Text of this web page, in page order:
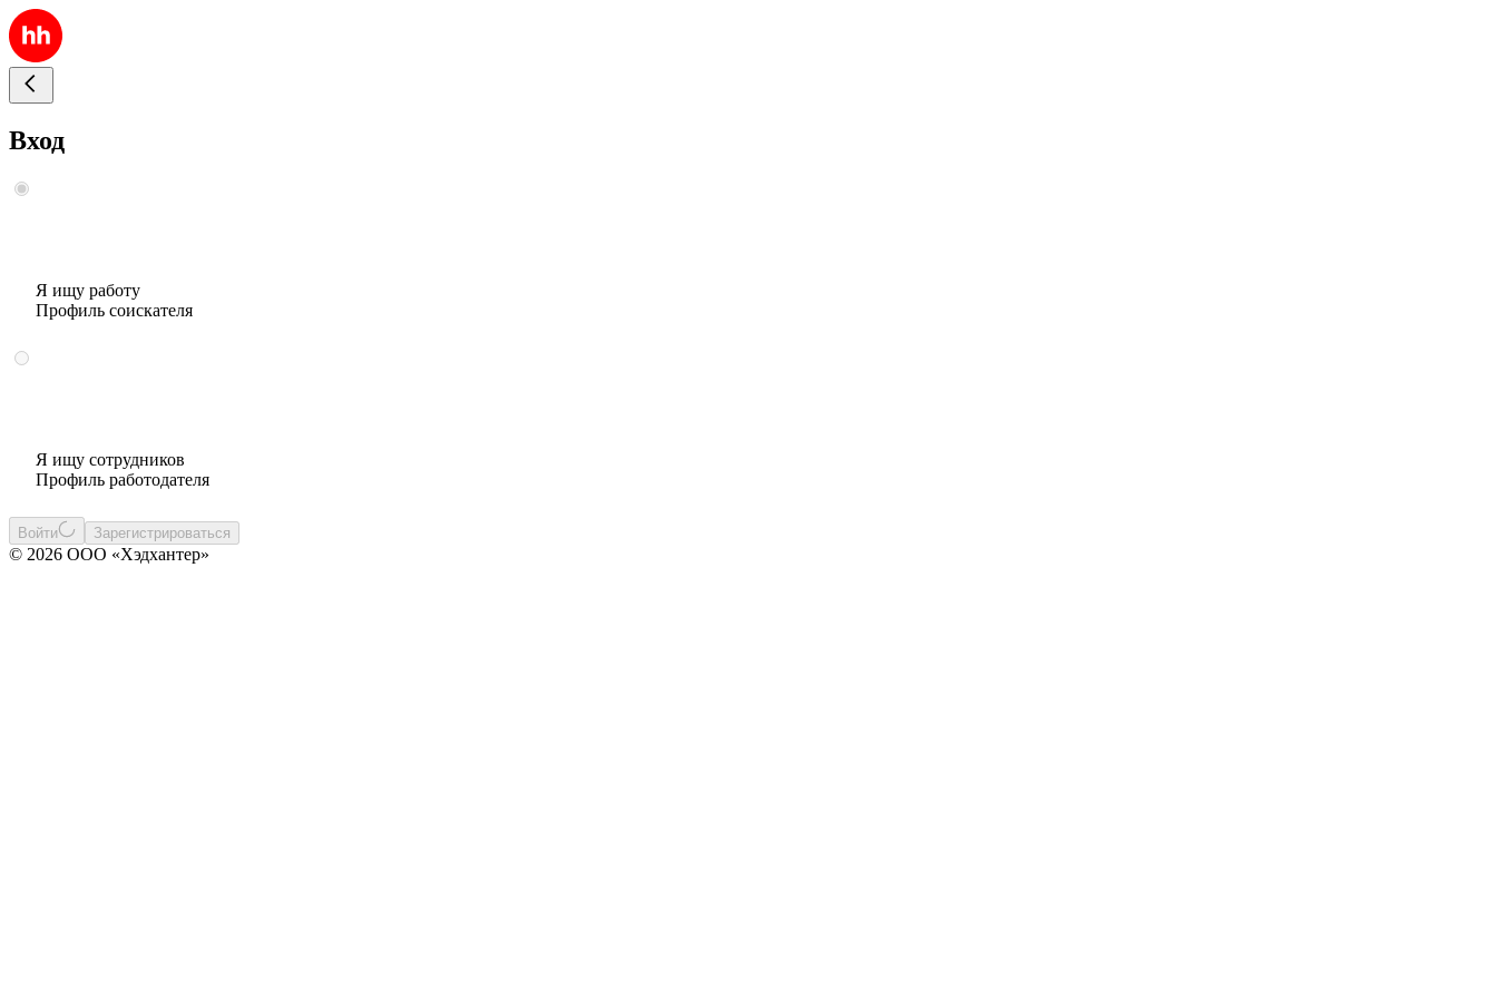
Вход
Я ищу работу
Профиль соискателя
Я ищу сотрудников
Профиль работодателя
Войти Зарегистрироваться
© 2026 ООО «Хэдхантер»